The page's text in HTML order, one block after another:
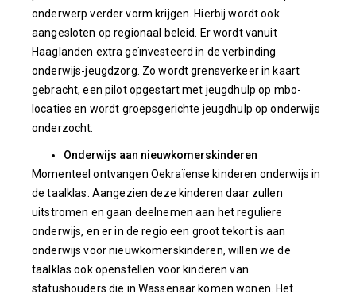
onderwerp verder vorm krijgen. Hierbij wordt ook
aangesloten op regionaal beleid. Er wordt vanuit
Haaglanden extra geïnvesteerd in de verbinding
onderwijs-jeugdzorg. Zo wordt grensverkeer in kaart
gebracht, een pilot opgestart met jeugdhulp op mbo-
locaties en wordt groepsgerichte jeugdhulp op onderwijs
onderzocht.
Onderwijs aan nieuwkomerskinderen
Momenteel ontvangen Oekraïense kinderen onderwijs in
de taalklas. Aangezien deze kinderen daar zullen
uitstromen en gaan deelnemen aan het reguliere
onderwijs, en er in de regio een groot tekort is aan
onderwijs voor nieuwkomerskinderen, willen we de
taalklas ook openstellen voor kinderen van
statushouders die in Wassenaar komen wonen. Het